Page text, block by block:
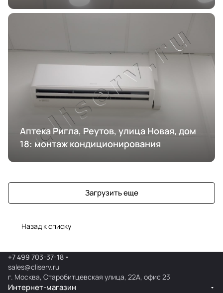
кондиционирования
Аптека Ригла, Реутов, улица Новая, дом
18: монтаж кондиционирования
Загрузить еще
Назад к списку
+7 499 703-37-18
sales@cliserv.ru
г. Москва, Старобитцевская улица, 22А, офис 23
Интернет-магазин